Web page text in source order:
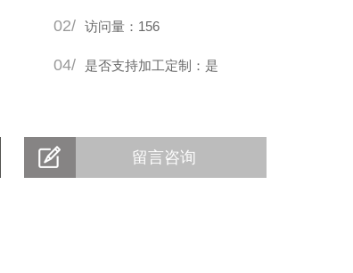
02/ 访问量：156
04/ 是否支持加工定制：是
留言咨询